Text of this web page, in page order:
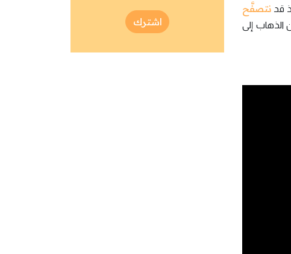
قد نتصفَّح
الذهاب إلى
اشترك